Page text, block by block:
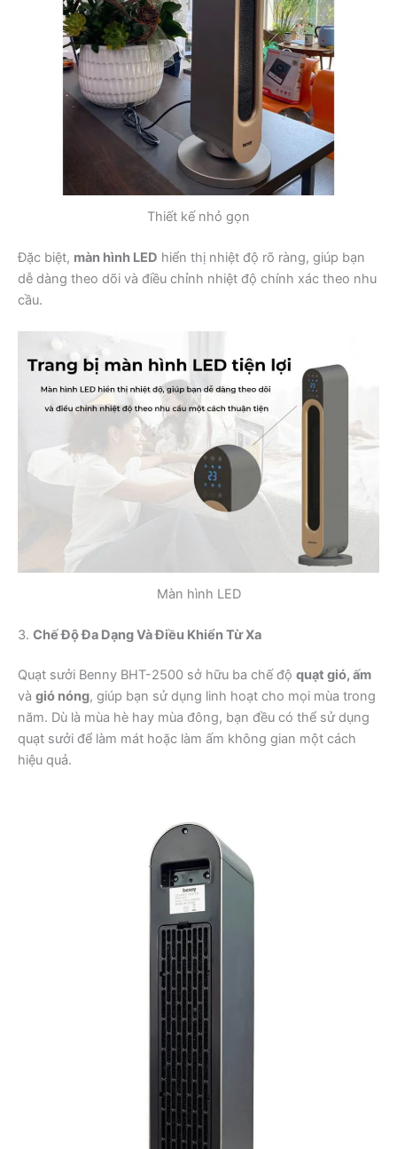
Thiết kế nhỏ gọn
Đặc biệt, màn hình LED hiển thị nhiệt độ rõ ràng, giúp bạn
dễ dàng theo dõi và điều chỉnh nhiệt độ chính xác theo nhu
cầu.
Màn hình LED
3. Chế Độ Đa Dạng Và Điều Khiển Từ Xa
Quạt sưởi Benny BHT-2500 sở hữu ba chế độ quạt gió, ấm
và gió nóng, giúp bạn sử dụng linh hoạt cho mọi mùa trong
năm. Dù là mùa hè hay mùa đông, bạn đều có thể sử dụng
quạt sưởi để làm mát hoặc làm ấm không gian một cách
hiệu quả.